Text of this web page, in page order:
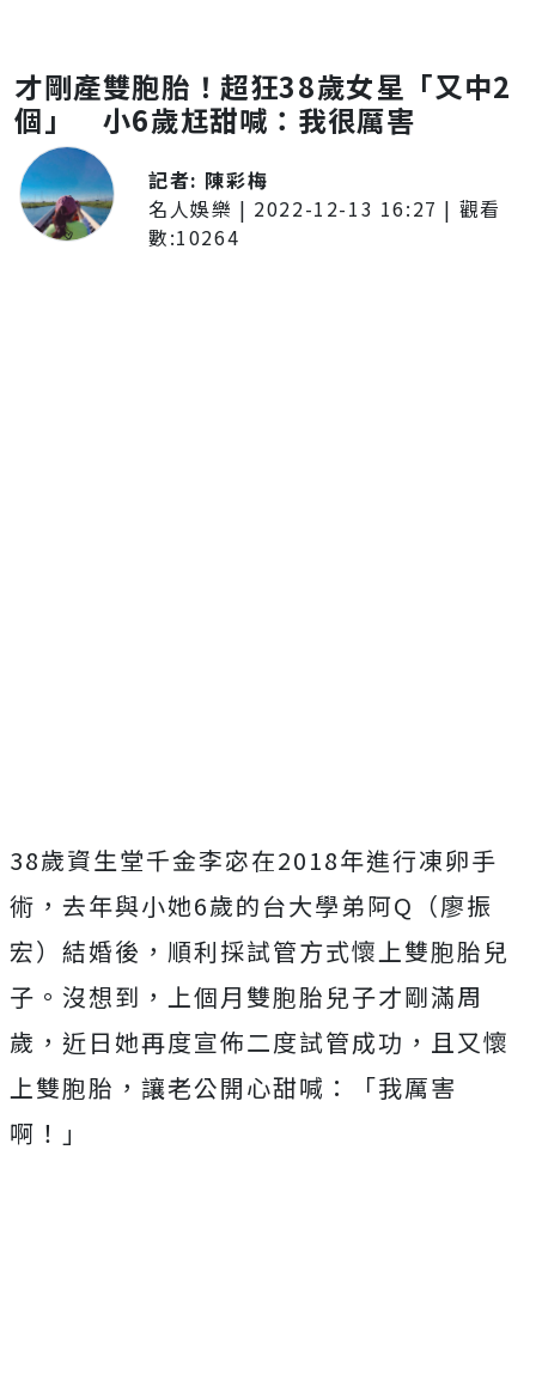
才剛產雙胞胎！超狂38歲女星「又中2
個」 小6歲尪甜喊：我很厲害
記者: 陳彩梅
名人娛樂 | 2022-12-13 16:27 | 觀看
數:10264
38歲資生堂千金李宓在2018年進行凍卵手
術，去年與小她6歲的台大學弟阿Q（廖振
宏）結婚後，順利採試管方式懷上雙胞胎兒
子。沒想到，上個月雙胞胎兒子才剛滿周
歲，近日她再度宣佈二度試管成功，且又懷
上雙胞胎，讓老公開心甜喊：「我厲害
啊！」